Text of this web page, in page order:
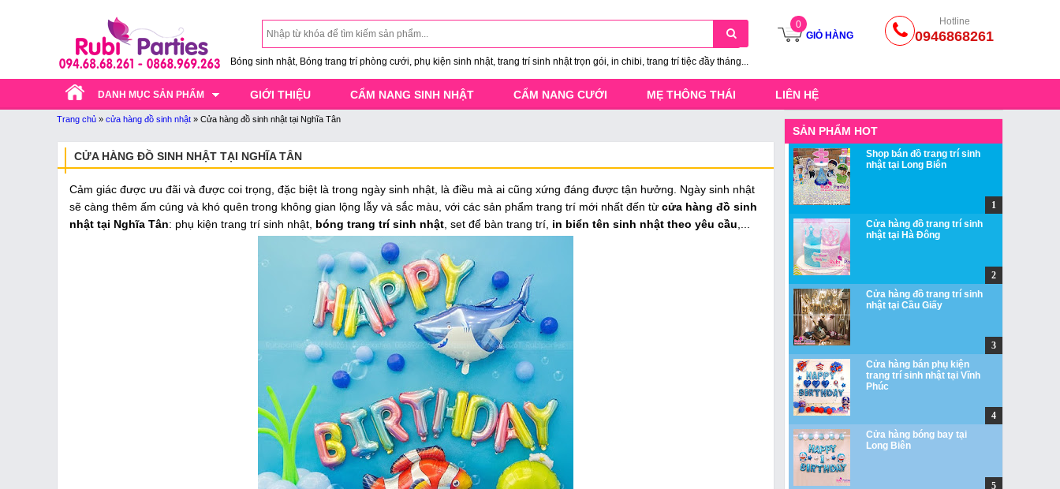
Bóng sinh nhật, Bóng trang trí phòng cưới, phụ kiện sinh nhật, trang trí sinh nhật trọn gói, in chibi, trang trí tiệc đầy tháng...
0
GIỎ HÀNG
Hotline
0946868261
DANH MỤC SẢN PHẨM GIỚI THIỆU CẨM NANG SINH NHẬT CẨM NANG CƯỚI MẸ THÔNG THÁI LIÊN HỆ
Trang chủ » cửa hàng đồ sinh nhật » Cửa hàng đồ sinh nhật tại Nghĩa Tân
CỬA HÀNG ĐỒ SINH NHẬT TẠI NGHĨA TÂN
Cảm giác được ưu đãi và được coi trọng, đặc biệt là trong ngày sinh nhật, là điều mà ai cũng xứng đáng được tận hưởng. Ngày sinh nhật
sẽ càng thêm ấm cúng và khó quên trong không gian lộng lẫy và sắc màu, với các sản phẩm trang trí mới nhất đến từ cửa hàng đồ sinh
nhật tại Nghĩa Tân: phụ kiện trang trí sinh nhật, bóng trang trí sinh nhật , set để bàn trang trí, in biển tên sinh nhật theo yêu cầu
SẢN PHẨM HOT
Shop bán đồ trang trí sinh
nhật tại Long Biên
Cửa hàng đồ trang trí sinh
nhật tại Hà Đông
Cửa hàng đồ trang trí sinh
nhật tại Cầu Giấy
Cửa hàng bán phụ kiện
trang trí sinh nhật tại Vĩnh
Phúc
Cửa hàng bóng bay tại
Long Biên